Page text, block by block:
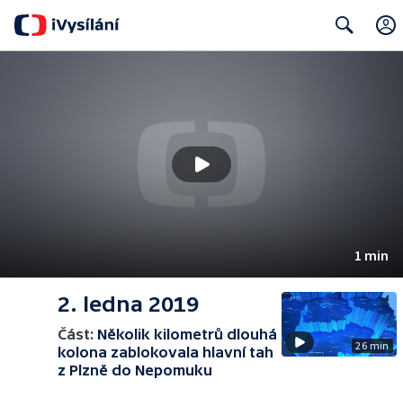
1 min
2. ledna 2019
Část: Několik kilometrů dlouhá
kolona zablokovala hlavní tah
z Plzně do Nepomuku
26 min